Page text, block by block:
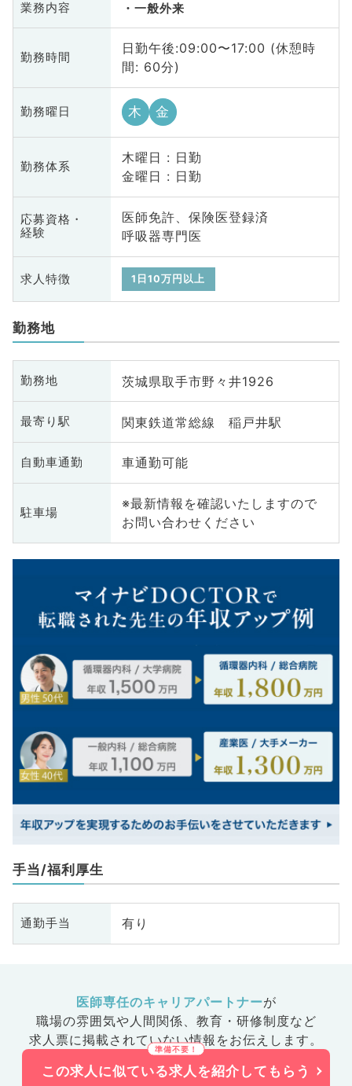
業務内容 一般外来
勤務時間
日勤午後:09:00〜17:00 (休憩時
間: 60分)
勤務曜日 木 金
勤務体系
木曜日 : 日勤
金曜日 : 日勤
応募資格・
経験
医師免許、保険医登録済
呼吸器専門医
求人特徴 1日10万円以上
勤務地
勤務地 茨城県取手市野々井1926
最寄り駅 関東鉄道常総線 稲戸井駅
自動車通勤 車通勤可能
駐車場
※最新情報を確認いたしますので
お問い合わせください
手当/福利厚生
通勤手当 有り
医師専任のキャリアパートナーが
職場の雰囲気や人間関係、 教育・研修制度など
求人票に掲載されていない情報をお伝えします。
この求人に似ている求人を紹介してもらう